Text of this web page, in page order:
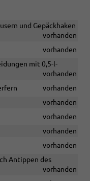
und Gepäckhaken
vorhanden
vorhanden
mit 0,5-l-
vorhanden
vorhanden
vorhanden
vorhanden
vorhanden
vorhanden
Antippen des
vorhanden